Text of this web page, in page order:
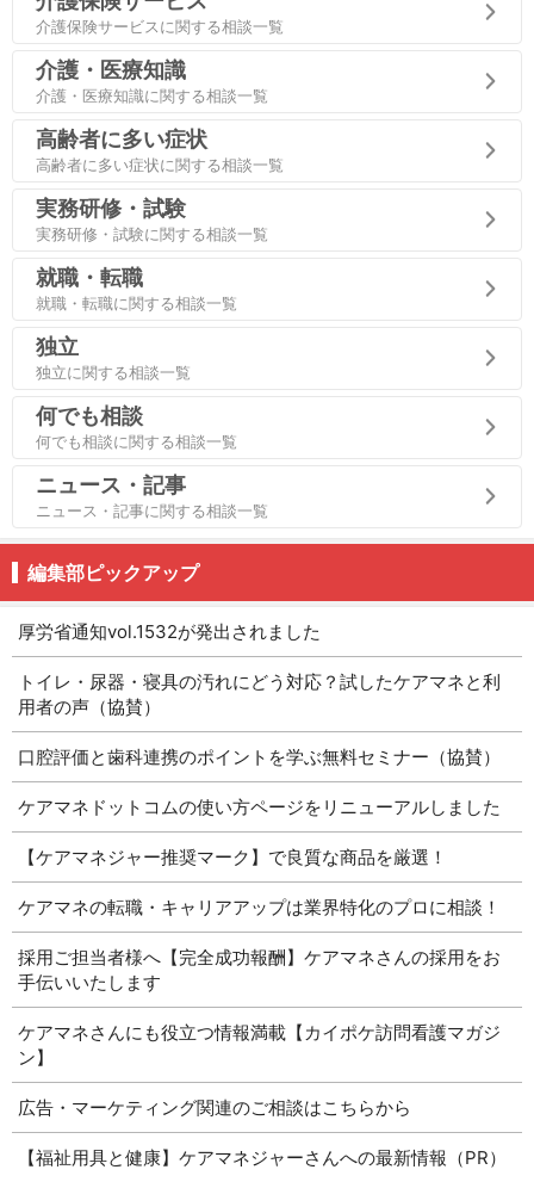
介護保険サービスに関する相談一覧
介護・医療知識
介護・医療知識に関する相談一覧
高齢者に多い症状
高齢者に多い症状に関する相談一覧
実務研修・試験
実務研修・試験に関する相談一覧
就職・転職
就職・転職に関する相談一覧
独立
独立に関する相談一覧
何でも相談
何でも相談に関する相談一覧
ニュース・記事
ニュース・記事に関する相談一覧
編集部ピックアップ
厚労省通知vol.1532が発出されました
トイレ・尿器・寝具の汚れにどう対応？試したケアマネと利
用者の声（協賛）
口腔評価と歯科連携のポイントを学ぶ無料セミナー（協賛）
ケアマネドットコムの使い方ページをリニューアルしました
【ケアマネジャー推奨マーク】で良質な商品を厳選！
ケアマネの転職・キャリアアップは業界特化のプロに相談！
採用ご担当者様へ【完全成功報酬】ケアマネさんの採用をお
手伝いいたします
ケアマネさんにも役立つ情報満載【カイポケ訪問看護マガジ
ン】
広告・マーケティング関連のご相談はこちらから
【福祉用具と健康】ケアマネジャーさんへの最新情報（PR）